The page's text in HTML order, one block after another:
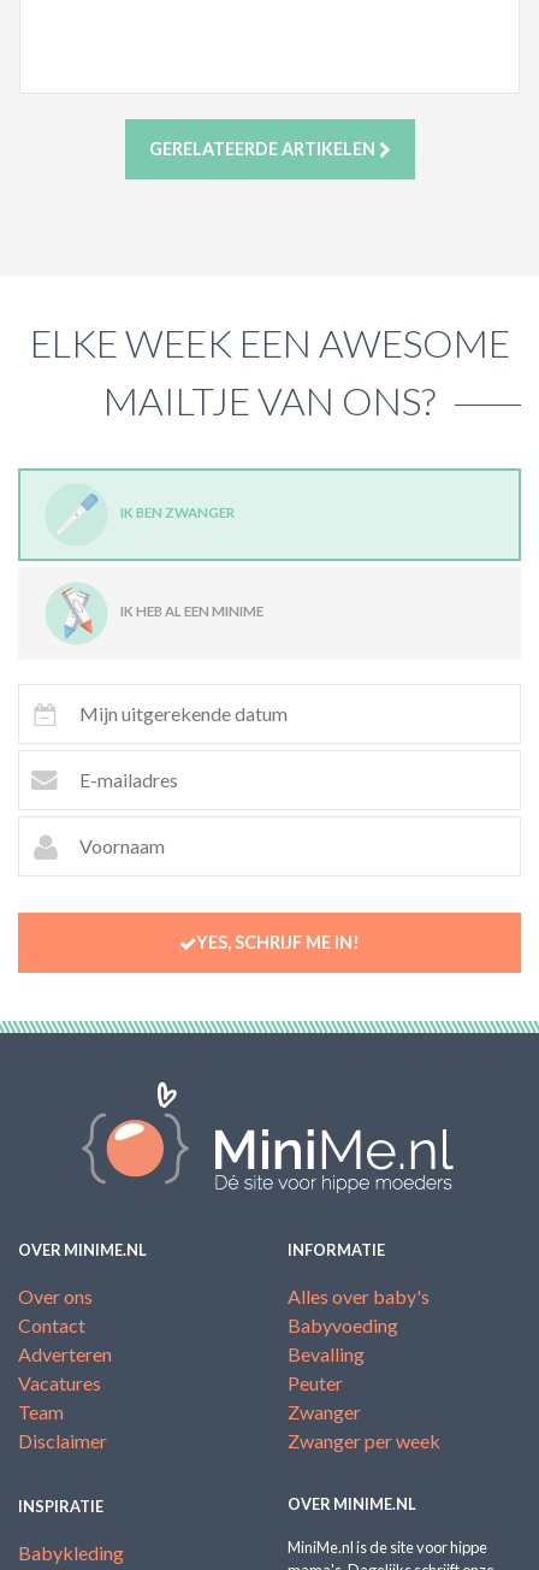
GERELATEERDE ARTIKELEN
ELKE WEEK EEN AWESOME
MAILTJE VAN ONS?
IK BEN ZWANGER
IK HEB AL EEN MINIME
YES, SCHRIJF ME IN!
OVER MINIME.NL
Over ons
Contact
Adverteren
Vacatures
Team
Disclaimer
INFORMATIE
Alles over baby's
Babyvoeding
Bevalling
Peuter
Zwanger
Zwanger per week
INSPIRATIE
Babykleding
OVER MINIME.NL
MiniMe.nl is de site voor hippe